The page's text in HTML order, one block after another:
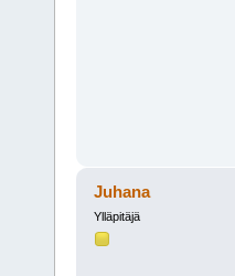
Juhana
Ylläpitäjä